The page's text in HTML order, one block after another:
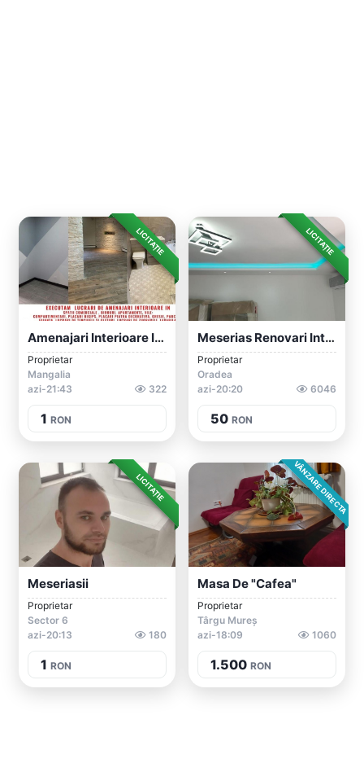
LICITAȚIE
Amenajari Interioare In Mun Mangalia Si...
Proprietar
Mangalia
azi-21:43
322
1 RON
LICITAȚIE
Meserias Renovari Interioare
Proprietar
Oradea
azi-20:20
6046
50 RON
LICITAȚIE
Meseriasii
Proprietar
Sector 6
azi-20:13
180
1 RON
VÂNZARE DIRECTA
Masa De "cafea"
Proprietar
Târgu Mureș
azi-18:09
1060
1.500 RON